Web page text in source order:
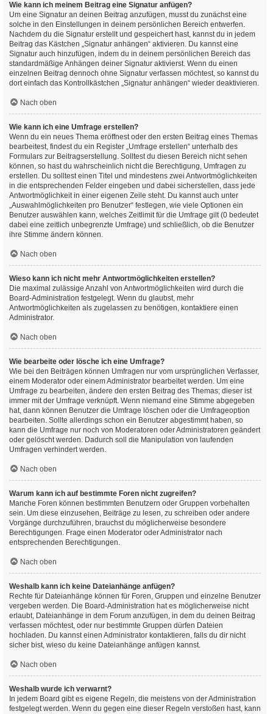
Wie kann ich meinem Beitrag eine Signatur anfügen?
Um eine Signatur an deinen Beitrag anzufügen, musst du zunächst eine
solche in den Einstellungen in deinem persönlichen Bereich entwerfen.
Nachdem du die Signatur erstellt und gespeichert hast, kannst du in jedem
Beitrag das Kästchen „Signatur anhängen“ aktivieren. Du kannst eine
Signatur auch hinzufügen, indem du in deinem persönlichen Bereich das
standardmäßige Anhängen deiner Signatur aktivierst. Wenn du einen
einzelnen Beitrag dennoch ohne Signatur verfassen möchtest, so kannst du
dort einfach das Kontrollkästchen „Signatur anhängen“ wieder deaktivieren.
Nach oben
Wie kann ich eine Umfrage erstellen?
Wenn du ein neues Thema eröffnest oder den ersten Beitrag eines Themas
bearbeitest, findest du ein Register „Umfrage erstellen“ unterhalb des
Formulars zur Beitragserstellung. Solltest du diesen Bereich nicht sehen
können, so hast du wahrscheinlich nicht die Berechtigung, Umfragen zu
erstellen. Du solltest einen Titel und mindestens zwei Antwortmöglichkeiten
in die entsprechenden Felder eingeben und dabei sicherstellen, dass jede
Antwortmöglichkeit in einer eigenen Zeile steht. Du kannst auch unter
„Auswahlmöglichkeiten pro Benutzer“ festlegen, wie viele Optionen ein
Benutzer auswählen kann, welches Zeitlimit für die Umfrage gilt (0 bedeutet
dabei eine zeitlich unbegrenzte Umfrage) und schließlich, ob die Benutzer
ihre Stimme ändern können.
Nach oben
Wieso kann ich nicht mehr Antwortmöglichkeiten erstellen?
Die maximal zulässige Anzahl von Antwortmöglichkeiten wird durch die
Board-Administration festgelegt. Wenn du glaubst, mehr
Antwortmöglichkeiten als zugelassen zu benötigen, kontaktiere einen
Administrator.
Nach oben
Wie bearbeite oder lösche ich eine Umfrage?
Wie bei den Beiträgen können Umfragen nur vom ursprünglichen Verfasser,
einem Moderator oder einem Administrator bearbeitet werden. Um eine
Umfrage zu bearbeiten, ändere den ersten Beitrag des Themas; dieser ist
immer mit der Umfrage verknüpft. Wenn niemand eine Stimme abgegeben
hat, dann können Benutzer die Umfrage löschen oder die Umfrageoption
bearbeiten. Sollte allerdings schon ein Benutzer abgestimmt haben, so
kann die Umfrage nur noch von Moderatoren oder Administratoren geändert
oder gelöscht werden. Dadurch soll die Manipulation von laufenden
Umfragen verhindert werden.
Nach oben
Warum kann ich auf bestimmte Foren nicht zugreifen?
Manche Foren können bestimmten Benutzern oder Gruppen vorbehalten
sein. Um diese einzusehen, Beiträge zu lesen, zu schreiben oder andere
Vorgänge durchzuführen, brauchst du möglicherweise besondere
Berechtigungen. Frage einen Moderator oder Administrator nach
entsprechenden Berechtigungen.
Nach oben
Weshalb kann ich keine Dateianhänge anfügen?
Rechte für Dateianhänge können für Foren, Gruppen und einzelne Benutzer
vergeben werden. Die Board-Administration hat es möglicherweise nicht
erlaubt, Dateianhänge in dem Forum anzufügen, in dem du deinen Beitrag
verfassen möchtest, oder nur bestimmte Gruppen dürfen Dateien
hochladen. Du kannst einen Administrator kontaktieren, falls du dir nicht
sicher bist, wieso du keine Dateianhänge anfügen kannst.
Nach oben
Weshalb wurde ich verwarnt?
In jedem Board gibt es eigene Regeln, die meistens von der Administration
festgelegt werden. Wenn du gegen eine dieser Regeln verstoßen hast, kann